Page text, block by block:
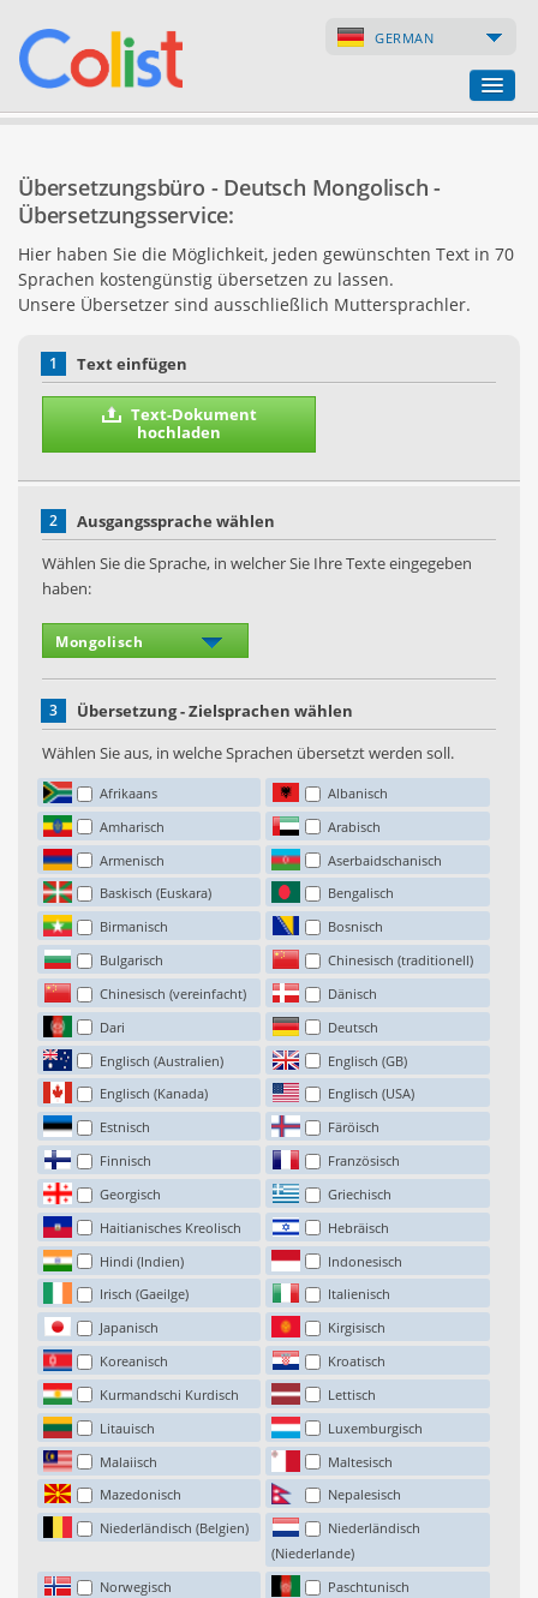
GERMAN
Firmenverzeichnis
Webseiten
Internet-Shops
Übersetzungsbüro - Deutsch Mongolisch -
Übersetzungsservice:
Hier haben Sie die Möglichkeit, jeden gewünschten Text in 70
Sprachen kostengünstig übersetzen zu lassen.
Unsere Übersetzer sind ausschließlich Muttersprachler.
1 Text einfügen
Text-Dokument
hochladen
2
Ausgangssprache wählen
Wählen Sie die Sprache, in welcher Sie Ihre Texte eingegeben
haben:
3
Übersetzung - Zielsprachen wählen
Wählen Sie aus, in welche Sprachen übersetzt werden soll.
Afrikaans
Albanisch
Amharisch
Arabisch
Armenisch
Aserbaidschanisch
Baskisch (Euskara)
Bengalisch
Birmanisch
Bosnisch
Bulgarisch
Chinesisch (traditionell)
Chinesisch (vereinfacht)
Dänisch
Dari
Deutsch
Englisch (Australien)
Englisch (GB)
Englisch (Kanada)
Englisch (USA)
Estnisch
Färöisch
Finnisch
Französisch
Georgisch
Griechisch
Haitianisches Kreolisch
Hebräisch
Hindi (Indien)
Indonesisch
Irisch (Gaeilge)
Italienisch
Japanisch
Kirgisisch
Koreanisch
Kroatisch
Kurmandschi Kurdisch
Lettisch
Litauisch
Luxemburgisch
Malaiisch
Maltesisch
Mazedonisch
Nepalesisch
Niederländisch (Belgien)
Niederländisch
(Niederlande)
Norwegisch
Paschtunisch